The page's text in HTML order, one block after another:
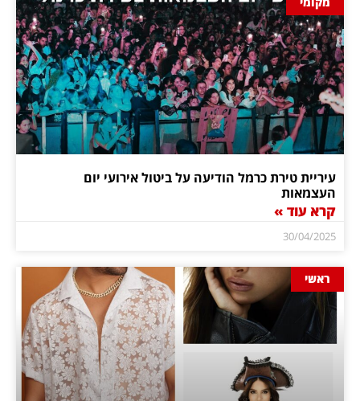
עיריית טירת כרמל הודיעה על ביטול אירועי יום
העצמאות
קרא עוד »
30/04/2025
ראשי